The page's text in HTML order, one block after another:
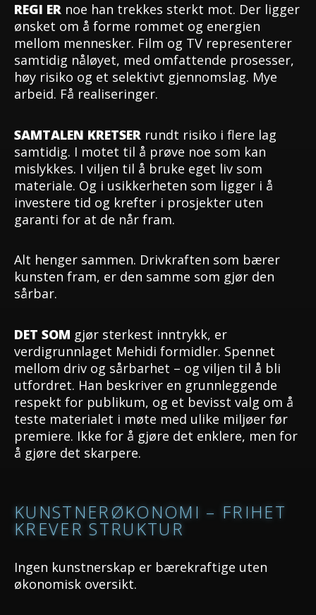
REGI ER noe han trekkes sterkt mot. Der ligger
ønsket om å forme rommet og energien
mellom mennesker. Film og TV representerer
samtidig nåløyet, med omfattende prosesser,
høy risiko og et selektivt gjennomslag. Mye
arbeid. Få realiseringer.
SAMTALEN KRETSER rundt risiko i flere lag
samtidig. I motet til å prøve noe som kan
mislykkes. I viljen til å bruke eget liv som
materiale. Og i usikkerheten som ligger i å
investere tid og krefter i prosjekter uten
garanti for at de når fram.
Alt henger sammen. Drivkraften som bærer
kunsten fram, er den samme som gjør den
sårbar.
DET SOM gjør sterkest inntrykk, er
verdigrunnlaget Mehidi formidler. Spennet
mellom driv og sårbarhet – og viljen til å bli
utfordret. Han beskriver en grunnleggende
respekt for publikum, og et bevisst valg om å
teste materialet i møte med ulike miljøer før
premiere. Ikke for å gjøre det enklere, men for
å gjøre det skarpere.
KUNSTNERØKONOMI – FRIHET
KREVER STRUKTUR
Ingen kunstnerskap er bærekraftige uten
økonomisk oversikt.